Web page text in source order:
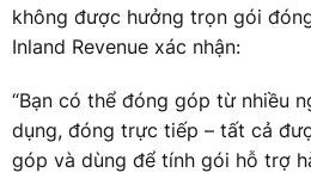
không được hưởng trọn gói
Inland Revenue xác nhận:
“Bạn có thể đóng góp từ nhiều
dụng, đóng trực tiếp – tất cả
góp và dùng để tính gói hỗ trợ